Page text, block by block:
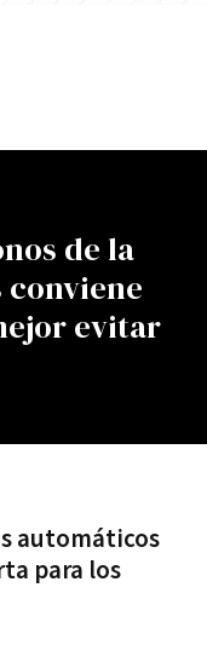
de la
evitar
automáticos
para los